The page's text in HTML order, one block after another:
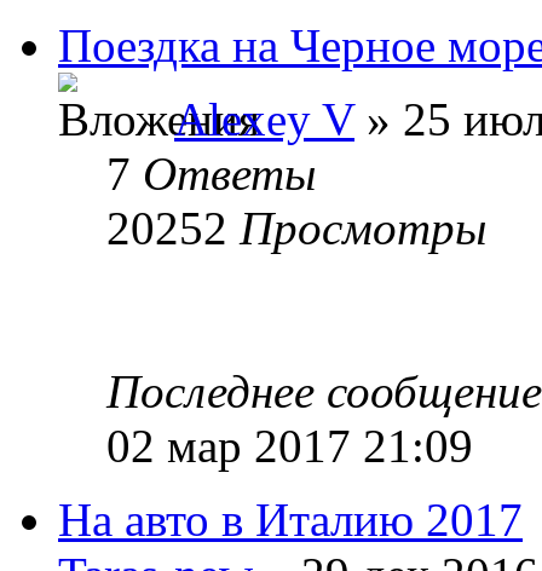
Поездка на Черное
Alexey V» 25
7 Ответы
20252 Просмотры
Последнее
02 мар 2017 21:09
На авто в Италию 2017